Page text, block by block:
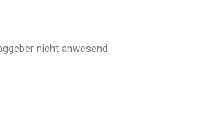
nicht anwesend